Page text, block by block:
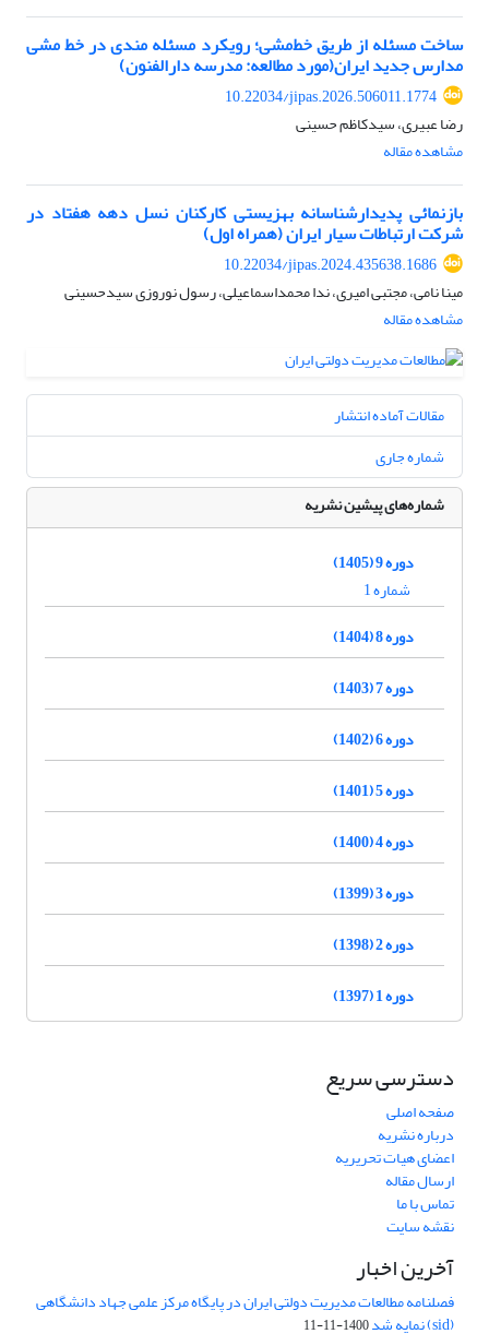
ساخت مسئله از طریق خط‌مشی؛ رویکرد مسئله مندی در خط مشی
مدارس جدید ایران(مورد مطالعه: مدرسه دارالفنون)
10.22034/jipas.2026.506011.1774
رضا عبیری، سیدکاظم حسینی
مشاهده مقاله
بازنمائی پدیدارشناسانه بهزیستی کارکنان نسل دهه هفتاد در
شرکت ارتباطات سیار ایران (همراه اول)
10.22034/jipas.2024.435638.1686
مینا نامی، مجتبی امیری، ندا محمداسماعیلی، رسول نوروزی سیدحسینی
مشاهده مقاله
مقالات آماده انتشار
شماره جاری
شماره‌های پیشین نشریه
دوره 9 (1405)
شماره 1
دوره 8 (1404)
دوره 7 (1403)
دوره 6 (1402)
دوره 5 (1401)
دوره 4 (1400)
دوره 3 (1399)
دوره 2 (1398)
دوره 1 (1397)
دسترسی سریع
صفحه اصلی
درباره نشریه
اعضای هیات تحریریه
ارسال مقاله
تماس با ما
نقشه سایت
آخرین اخبار
فصلنامه مطالعات مدیریت دولتی ایران در پایگاه مرکز علمی جهاد دانشگاهی
(sid) نمایه شد 1400-11-11